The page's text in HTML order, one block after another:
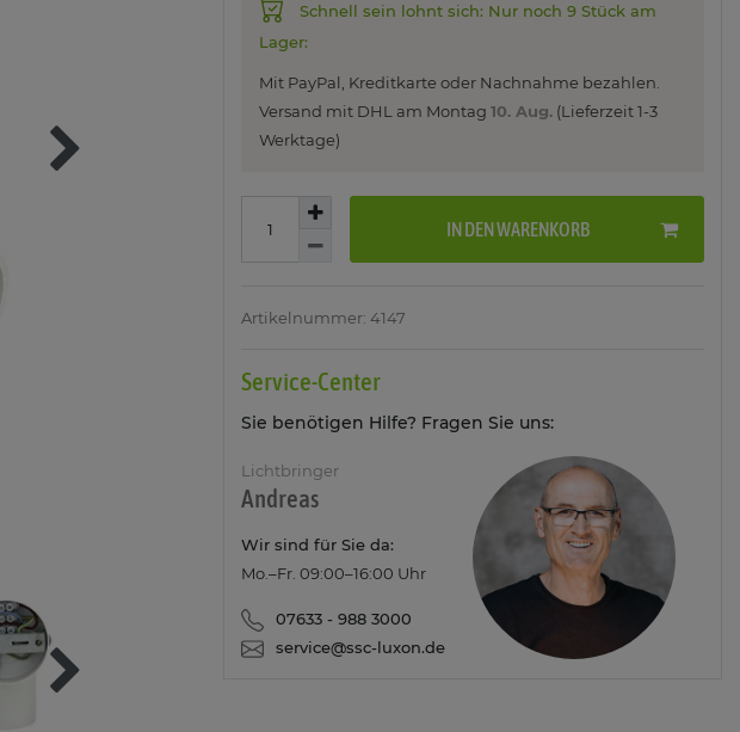
Schnell sein lohnt sich: Nur noch 9 Stück am
Lager:
Mit PayPal, Kreditkarte oder Nachnahme bezahlen.
Versand mit DHL am Montag 10. Aug. (Lieferzeit 1-3
Werktage)
IN DEN WARENKORB
Artikelnummer: 4147
Service-Center
Sie benötigen Hilfe? Fragen Sie uns:
Lichtbringer
Andreas
Wir sind für Sie da:
Mo.–Fr. 09:00–16:00 Uhr
07633 - 988 3000
service@ssc-luxon.de